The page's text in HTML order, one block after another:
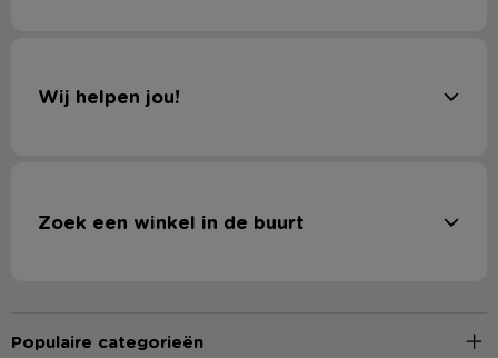
Wij helpen jou!
Zoek een winkel in de buurt
Populaire categorieën